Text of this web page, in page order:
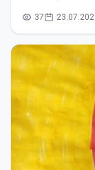
37